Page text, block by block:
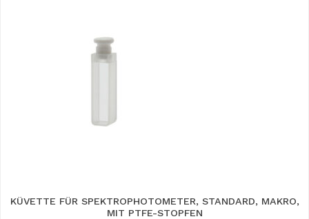
KÜVETTE FÜR SPEKTROPHOTOMETER, STANDARD, MAKRO,
MIT PTFE-STOPFEN